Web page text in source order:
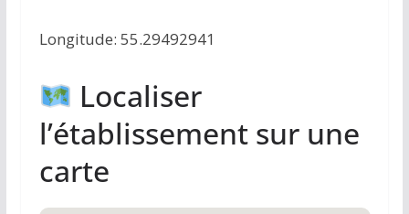
Longitude: 55.29492941
Localiser
l’établissement sur une
carte